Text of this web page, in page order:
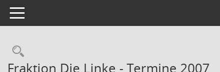
Toggle navigation
Rechercheauswahl
Fraktion Die Linke - Termine 2007